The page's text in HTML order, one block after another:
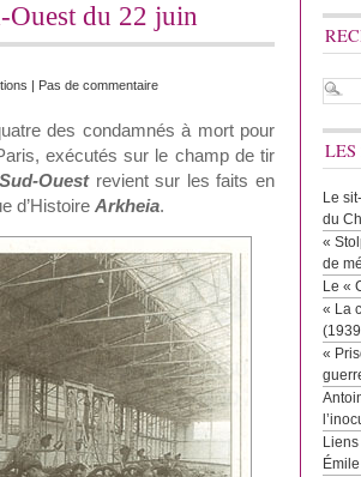
Ouest du 22 juin
| Pas de commentaire
des condamnés à mort pour
exécutés sur le champ de tir
Sud-Ouest revient sur les faits en
d’Histoire Arkheia.
LES
Le
du
«
de
Le «
« La
«